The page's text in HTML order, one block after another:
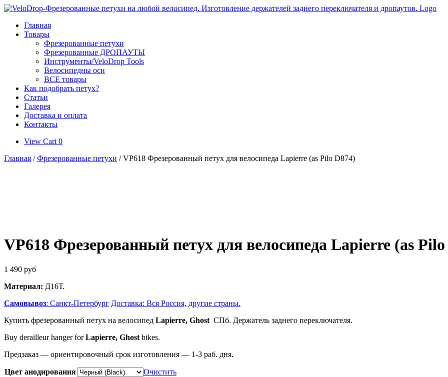
Skip
contentГлавная
Товары
Фрезерованные петухи
Фрезерованные ДРОПАУТЫ
Инструменты/VeloDrop Tools
Велосипедны оси
ВСЕ товары
Как подобрать петух?
Статьи
Галерея
Доставка и оплата
Контакты
View
cart
View Cart 0
Главная /Фрезерованные петухи / VP618 Фрезерованный петух для велосипеда Lapierre (as Pilo D874)
VP618 Фрезерованный петух для велосипеда Lapierre (as
1 490 руб
Материал: Д16Т.
Самовывоз: Санкт-Петербург Доставка: Вся Россия, другие страны.
Купить фрезерованный петух на велосипед Lapierre, Ghost СПб. Держатель заднего переключателя.
Buy derailleur hanger forLapierre, Ghost bikes.
Предзаказ — ориентировочный срок изготовления — 1-3 раб. дня.
Цвет анодирования
Очистить